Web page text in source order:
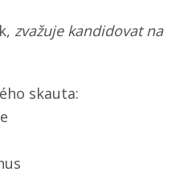
zvažuje kandidovat na
skauta: